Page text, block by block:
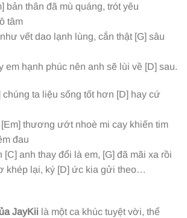
bản thân đã mù quáng, trót yêu
tâm
như vết dao lạnh lùng, cắn thật [G] sâu
em hạnh phúc nên anh sẽ lùi về [D] sau.
chúng ta liệu sống tốt hơn [D] hay cứ
[Em] thương ướt nhoè mi cay khiến tim
đau
[C] anh thay đổi là em, [G] đã mãi xa rồi
khép lại, ký [D] ức kia gửi theo…
JayKii là một ca khúc tuyệt vời, thể